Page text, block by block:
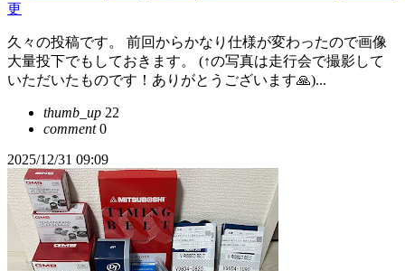
更
久々の投稿です。 前回からかなり仕様が変わったので画像
大量投下でもしておきます。 (↑の写真は走行会で撮影して
いただいたものです！ありがとうございます🙏)...
thumb_up 22
comment0
2025/12/31 09:09